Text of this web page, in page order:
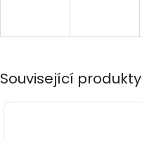
Související produkty